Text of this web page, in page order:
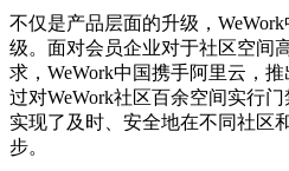
不仅是产品层面的升级，
级。面对会员企业对于社区空间
求，WeWork中国携手阿里云，
过对WeWork社区百余空间实行
实现了及时、安全地在不同社区
步。